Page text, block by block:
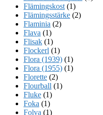
Flämingskost (1)
Flämingsstärke (2)
Flaminia (2)
Flava (1)
Flisak (1)
Flockerl (1)
Flora (1939) (1)
Flora (1955) (1)
Florette (2)
Flourball (1)
Fluke (1)
Foka (1)
Folva (1)